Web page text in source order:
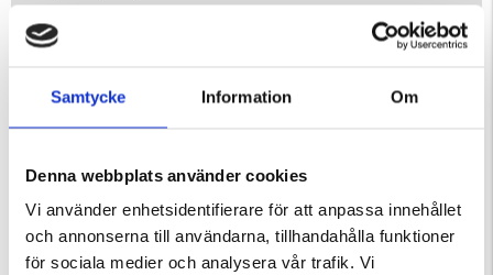
Samtycke Information Om
Denna webbplats använder cookies
Vi använder enhetsidentifierare för att anpassa innehållet
och annonserna till användarna, tillhandahålla funktioner
för sociala medier och analysera vår trafik. Vi
Material